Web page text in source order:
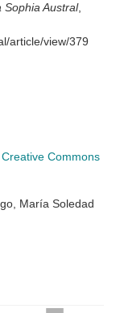
Sophia Austral,
article/view/379
Creative Commons
María Soledad